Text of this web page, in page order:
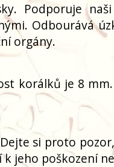
Podporuje
Odbourává
orgány.
korálků je 8
si proto
jeho poškození